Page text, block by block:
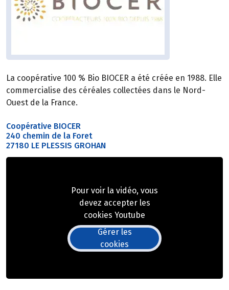
La coopérative 100 % Bio BIOCER a été créée en 1988. Elle
commercialise des céréales collectées dans le Nord-
Ouest de la France.
Coopérative BIOCER
240 chemin de la Foret
27180 LE PLESSIS GROHAN
Pour voir la vidéo, vous
devez accepter les
cookies Youtube
Gérer les
cookies